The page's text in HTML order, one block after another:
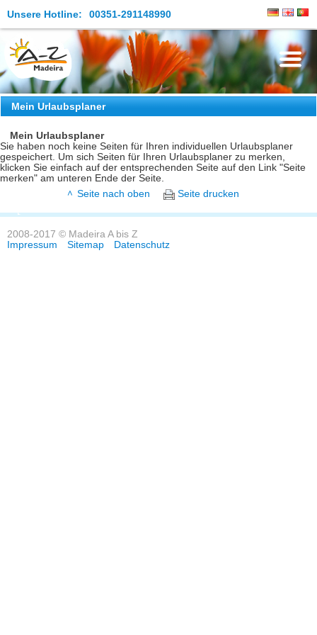
Unsere Hotline: 00351-291148990
Die Insel
Madeira Erleben
Aktuelles
Reiseangebote
Kontakt
Mein Urlaubsplaner
Mein Urlaubsplaner
Sie haben noch keine Seiten für Ihren individuellen Urlaubsplaner
gespeichert. Um sich Seiten für Ihren Urlaubsplaner zu merken,
klicken Sie einfach auf der entsprechenden Seite auf den Link "Seite
merken" am unteren Ende der Seite.
Seite nach oben
Seite drucken
2008-2017 © Madeira A bis Z
Impressum
Sitemap Datenschutz